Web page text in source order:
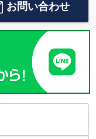
お問い合わせ